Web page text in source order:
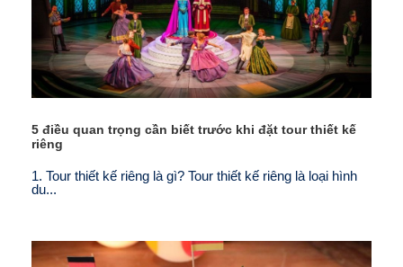
5 điều quan trọng cần biết trước khi đặt tour thiết kế
riêng
1. Tour thiết kế riêng là gì? Tour thiết kế riêng là loại hình
du...